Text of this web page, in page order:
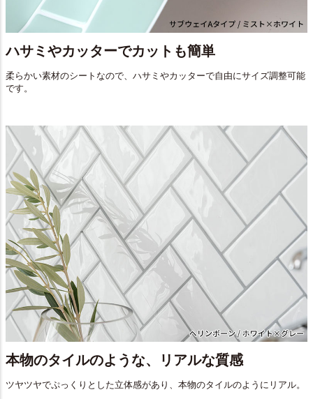
ハサミやカッターでカットも簡単
柔らかい素材のシートなので、ハサミやカッターで自由にサイズ調整可能
です。
本物のタイルのような、リアルな質感
ツヤツヤでぷっくりとした立体感があり、本物のタイルのようにリアル。